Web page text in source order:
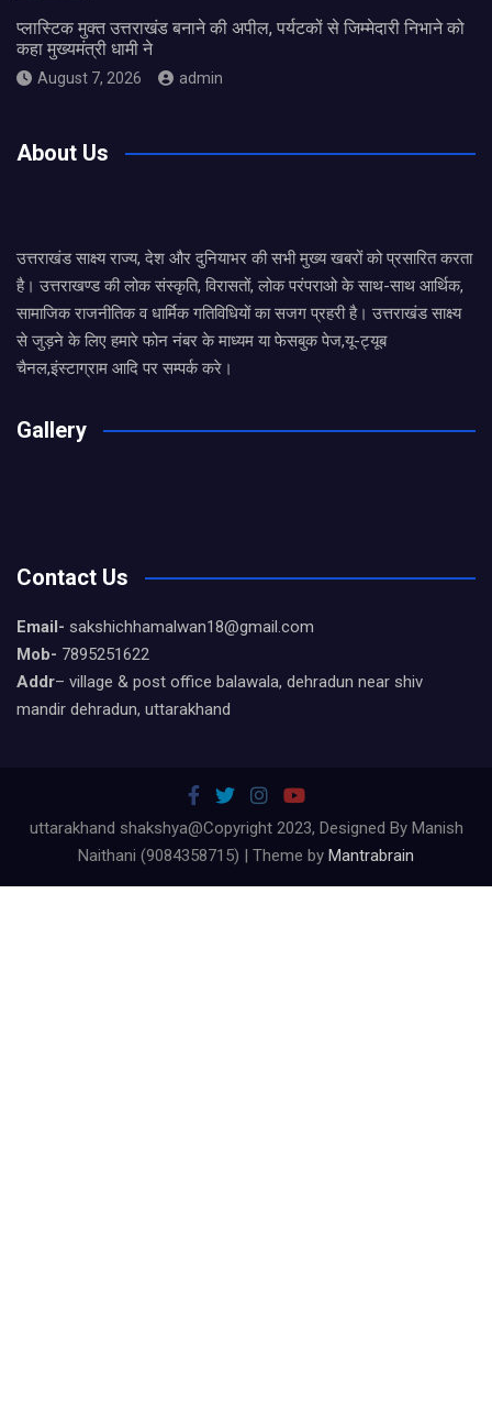
प्लास्टिक मुक्त उत्तराखंड बनाने की अपील, पर्यटकों से जिम्मेदारी निभाने को
कहा मुख्यमंत्री धामी ने
August 7, 2026 admin
About Us
उत्तराखंड साक्ष्य राज्य, देश और दुनियाभर की सभी मुख्य खबरों को प्रसारित करता
है। उत्तराखण्ड की लोक संस्कृति, विरासतों, लोक परंपराओ के साथ-साथ आर्थिक,
सामाजिक राजनीतिक व धार्मिक गतिविधियों का सजग प्रहरी है। उत्तराखंड साक्ष्य
से जुड़ने के लिए हमारे फोन नंबर के माध्यम या फेसबुक पेज,यू-ट्यूब
चैनल,इंस्टाग्राम आदि पर सम्पर्क करे।
Gallery
Contact Us
Email- sakshichhamalwan18@gmail.com
Mob- 7895251622
Addr– village & post office balawala, dehradun near shiv
mandir dehradun, uttarakhand
uttarakhand shakshya@Copyright 2023, Designed By Manish
Naithani (9084358715) | Theme by Mantrabrain